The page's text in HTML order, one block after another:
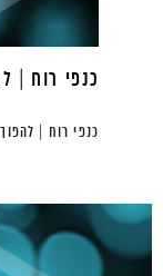
כנפי רוח |
כנפי רוח |